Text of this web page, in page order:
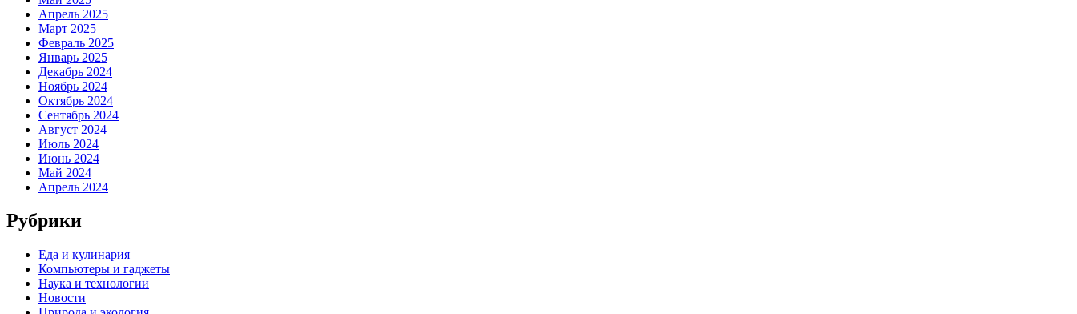
Апрель 2025
Март 2025
Февраль 2025
Январь 2025
Декабрь 2024
Ноябрь 2024
Октябрь 2024
Сентябрь 2024
Август 2024
Июль 2024
Июнь 2024
Май 2024
Апрель 2024
Рубрики
Еда и кулинария
Компьютеры и гаджеты
Наука и технологии
Новости